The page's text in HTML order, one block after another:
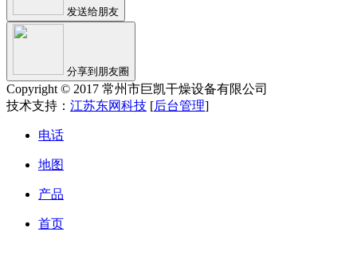
发送给朋友
分享到朋友圈
Copyright © 2017 常州市巨凯干燥设备有限公司
技术支持： 江苏东网科技 [后台管理]
电话
地图
产品
首页